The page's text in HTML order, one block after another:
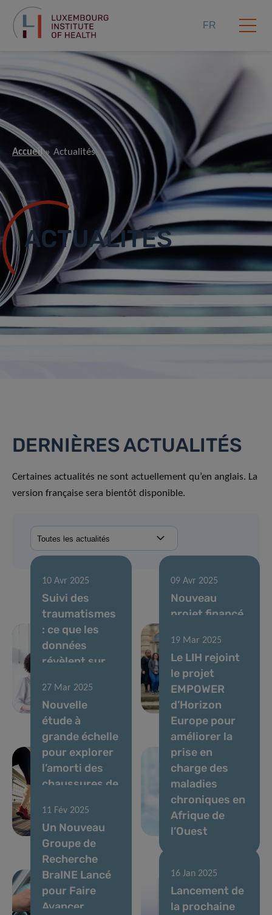
FR
Accueil Actualités
ACTUALITÉS
DERNIÈRES ACTUALITÉS
Certaines actualités ne sont actuellement qu’en anglais. La
version française sera bientôt disponible.
10 Avr 2025
Suivi des
traumatismes
: ce que les
données
révèlent sur
au
Luxembourg
09 Avr 2025
Nouveau
projet financé
des polluants
sur la santé
cérébrale au
cœur de la
recherche
27 Mar 2025
Nouvelle
étude à
grande échelle
pour explorer
l’amorti des
chaussures de
prévention
des blessures
19 Mar 2025
Le LIH rejoint
le projet
EMPOWER
d’Horizon
Europe pour
améliorer la
prise en
charge des
maladies
chroniques en
Afrique de
l’Ouest
11 Fév 2025
Un Nouveau
Groupe de
Recherche
BraINE Lancé
pour Faire
Avancer
16 Jan 2025
Lancement de
la prochaine